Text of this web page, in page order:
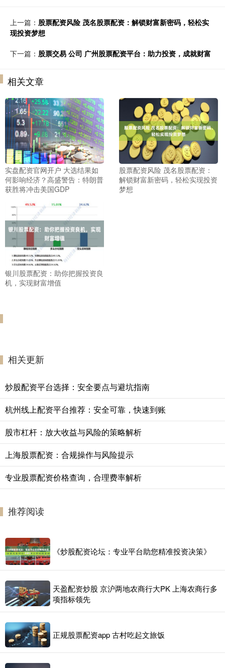
上一篇： 股票配资风险 茂名股票配资：解锁财富新密码，轻松实
现投资梦想
下一篇： 股票交易 公司 广州股票配资平台：助力投资，成就财富
相关文章
实盘配资官网开户 大选结果如
何影响经济？高盛警告：特朗普
获胜将冲击美国GDP
股票配资风险 茂名股票配资：
解锁财富新密码，轻松实现投资
梦想
银川股票配资：助你把握投资良
机，实现财富增值
相关更新
炒股配资平台选择：安全要点与避坑指南
杭州线上配资平台推荐：安全可靠，快速到账
股市杠杆：放大收益与风险的策略解析
上海股票配资：合规操作与风险提示
专业股票配资价格查询，合理费率解析
推荐阅读
《炒股配资论坛：专业平台助您精准投资决策》
天盈配资炒股 京沪两地农商行大PK 上海农商行多
项指标领先
正规股票配资app 古村吃起文旅饭